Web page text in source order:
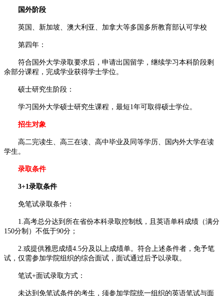
国外阶段
英国、新加坡、澳大利亚、加拿大等多国多所教育部认可学校
第四年：
符合国外大学录取要求后，申请出国留学，继续学习本科阶段剩
余部分课程，完成学业获得学士学位。
硕士研究生阶段：
学习国外大学硕士研究生课程，最短1年可取得硕士学位。
招生对象
高二完读生、高三在读、高中毕业及同等学历、国内外大学在读
学生。
录取条件
3+1录取条件
免笔试录取条件：
1.高考总分达到所在省份本科录取控制线，且英语单科成绩（满分
150分制）不低于90分；
2.或提供雅思成绩4.5分及以上成绩单。符合上述条件者，免予笔
试，仅需参加学院组织的综合面试，面试通过后予以录取。
笔试+面试录取方式：
未达到免笔试条件的考生，须参加学院统一组织的英语笔试与面